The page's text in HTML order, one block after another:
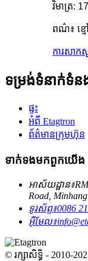
វិមាត្រ:
ពណ៌៖ ខ្ម
ការសាក
ទម្រង់ទំនាក់ទំន
ផ្ទះ
អំពី Etagtron
ព័ត៌មានក្រុមហ៊ុន
ទាក់ទង​មក​ពួក​យើង
អាស័យដ្ឋាន៖
Road,
ទូរស័ព្ទ៖0086
អ៊ីមែល៖
© រក្សាសិទ្ធិ - 2010-